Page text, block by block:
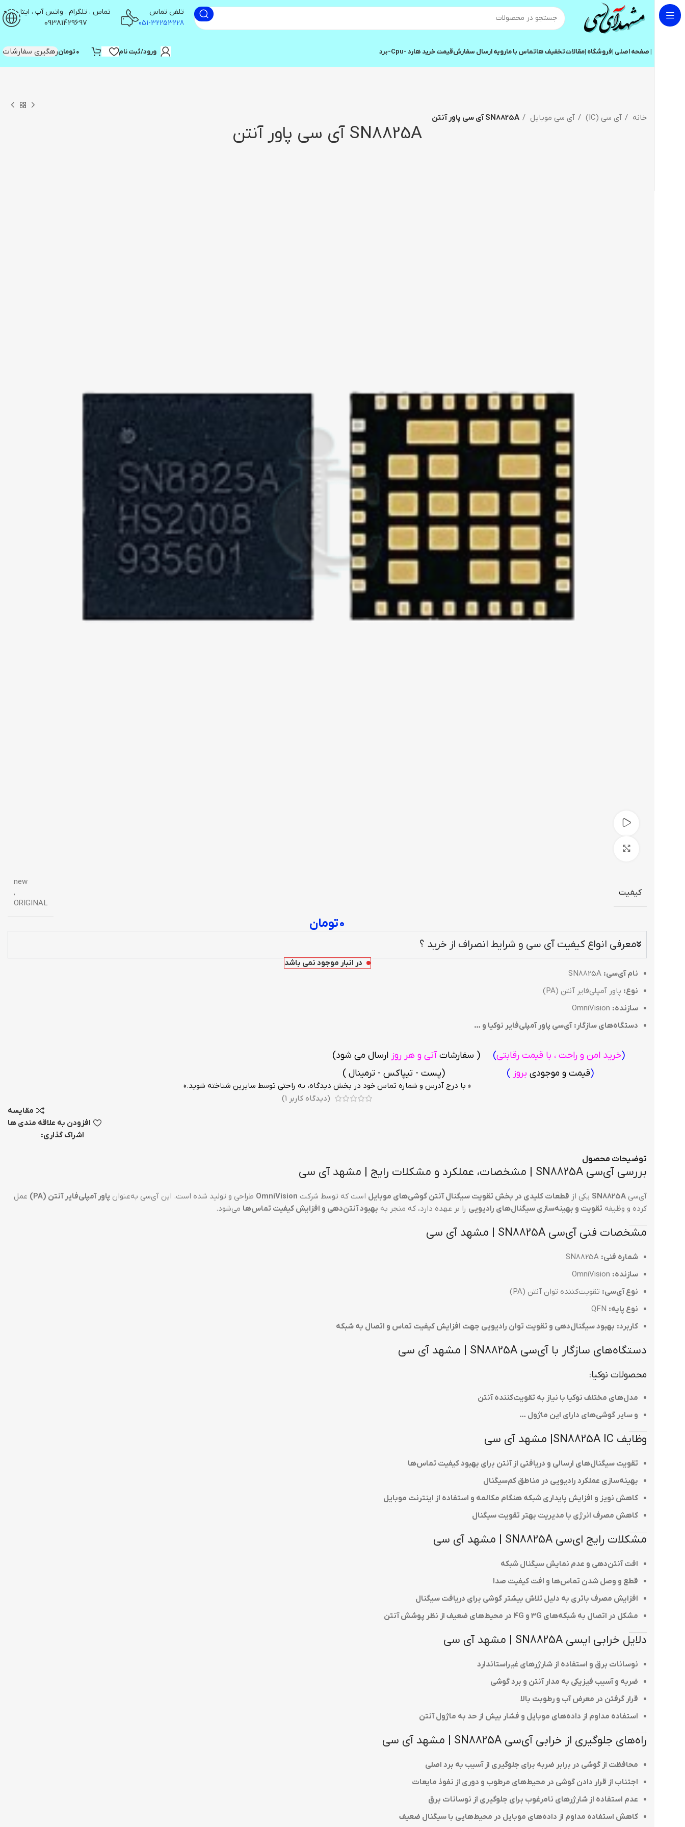
تلفن تماس
051-32253228
تماس ، تلگرام ، واتس آپ ، ایتا
09381429697
| صفحه اصلی |فروشگاه |مقالاتتخفیف هاتماس با مارویه ارسال سفارشقیمت خرید هارد -cpu-برد ورود/ثبت نام ۰تومانرهگیری سفارشات
خانه آی سی (IC) آی سی موبایل SN8825A آی سی پاور آنتن
SN8825A آی سی پاور آنتن
کیفیت
new
,
ORIGINAL
۰تومان
معرفی انواع کیفیت آی سی و شرایط انصراف از خرید ؟
در انبار موجود نمی باشد
نام آی‌سی:
نوع: پاور آمپلی‌فایر آنتن (PA)
سازنده:
دستگاه‌های سازگار: آی‌سی پاور آمپلی‌فایر نوکیا و …
(خرید امن و راحت ، با قیمت رقابتی) ( سفارشاتآنی و هر روز ارسال می شود)
(قیمت و موجودی بروز ) (پست - تیپاکس - ترمینال )
« با درج آدرس و شماره تماس خود در بخش دیدگاه، به راحتی توسط سایرین شناخته شوید.»
(دیدگاه کاربر 1
)
مقایسه
افزودن به علاقه مندی ها
اشراک گذاری:
توضیحات محصول
بررسی آی‌سی SN8825A | مشخصات، عملکرد و مشکلات رایج | مشهد آی سی
آی‌سی SN8825A یکی از قطعات کلیدی در بخش تقویت سیگنال آنتن گوشی‌های موبایل است که توسط شرکت OmniVision طراحی و تولید شده است. این آی‌سی به‌عنوان پاور آمپلی‌فایر آنتن (PA)
عمل
کرده و وظیفه تقویت و بهینه‌سازی سیگنال‌های رادیویی را بر عهده دارد، که منجر به بهبود آنتن‌دهی و افزایش کیفیت تماس‌ها می‌شود.
مشخصات فنی آی‌سی SN8825A | مشهد آی سی
شماره فنی:
سازنده:
نوع آی‌سی: تقویت‌کننده توان آنتن (PA)
نوع پایه:
کاربرد: بهبود سیگنال‌دهی و تقویت توان رادیویی جهت افزایش کیفیت تماس و اتصال به شبکه
دستگاه‌های سازگار با آی‌سی SN8825A | مشهد آی سی
محصولات نوکیا:
مدل‌های مختلف نوکیا با نیاز به تقویت‌کننده آنتن
و سایر گوشی‌های دارای این ماژول …
وظایف SN8825A IC| مشهد آی سی
تقویت سیگنال‌های ارسالی و دریافتی از آنتن برای بهبود کیفیت تماس‌ها
بهینه‌سازی عملکرد رادیویی در مناطق کم‌سیگنال
کاهش نویز و افزایش پایداری شبکه هنگام مکالمه و استفاده از اینترنت موبایل
کاهش مصرف انرژی با مدیریت بهتر تقویت سیگنال
مشکلات رایج ای‌سی SN8825A | مشهد آی سی
افت آنتن‌دهی و عدم نمایش سیگنال شبکه
قطع و وصل شدن تماس‌ها و افت کیفیت صدا
افزایش مصرف باتری به دلیل تلاش بیشتر گوشی برای دریافت سیگنال
مشکل در اتصال به شبکه‌های 3G و 4G در محیط‌های ضعیف از نظر پوشش آنتن
دلایل خرابی ایسی SN8825A | مشهد آی سی
نوسانات برق و استفاده از شارژرهای غیراستاندارد
ضربه و آسیب فیزیکی به مدار آنتن و برد گوشی
قرار گرفتن در معرض آب و رطوبت بالا
استفاده مداوم از داده‌های موبایل و فشار بیش از حد به ماژول آنتن
راه‌های جلوگیری از خرابی آی‌سی SN8825A | مشهد آی سی
محافظت از گوشی در برابر ضربه برای جلوگیری از آسیب به برد اصلی
اجتناب از قرار دادن گوشی در محیط‌های مرطوب و دوری از نفوذ مایعات
عدم استفاده از شارژرهای نامرغوب برای جلوگیری از نوسانات برق
کاهش استفاده مداوم از داده‌های موبایل در محیط‌هایی با سیگنال ضعیف